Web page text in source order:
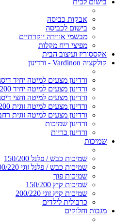
אבקות כביסה
בישום לכביסה
מבשמי אווירה יוקרתיים
מפיצי ריח מקלות
אקססוריז ועיצוב הבית
קולקציה Vardinon - ורדינון
ורדינון מצעים למיטה יחיד דיסני 90/
ורדינון מצעים למיטה יחיד 90/200
ורדינון מצעים למיטה וחצי דיסני 120/
ורדינון מצעים למיטה זוגית 160/200
ורדינון מצעים למיטה זוגית רחבה 180/
ורדינון שמיכות
ורדינון כריות
שמיכות
שמיכות כבש / פלנל 150/200
שמיכות כבש / פלנל זוגי 200/220
שמיכות פוך
שמיכות קיץ 150/200
שמיכות קיץ זוגי 200/220
כרבולית לילדים
מגבות וחלוקים